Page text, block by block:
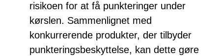
risikoen for at få punkteringer under
kørslen. Sammenlignet med
konkurrerende produkter, der tilbyder
punkteringsbeskyttelse, kan dette gøre